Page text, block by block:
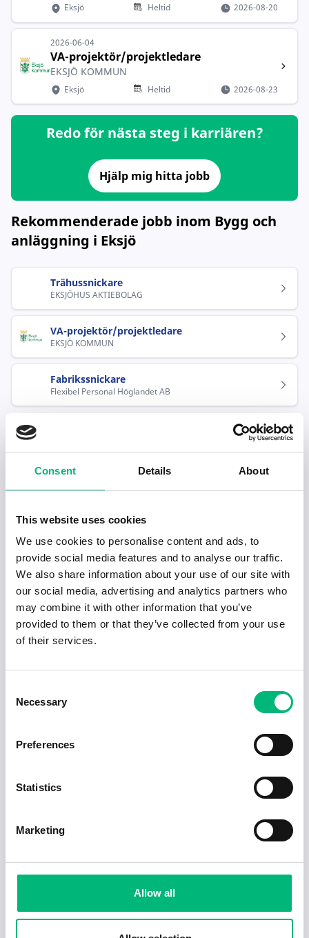
Consent Details About
This website uses cookies
We use cookies to personalise content and ads, to
provide social media features and to analyse our traffic.
We also share information about your use of our site with
our social media, advertising and analytics partners who
may combine it with other information that you’ve
provided to them or that they’ve collected from your use
of their services.
Selection
Necessary
Preferences
Statistics
Marketing
Allow all
Eksjö Heltid 2026-08-20
2026-06-04
VA-projektör/projektledare
EKSJÖ KOMMUN
Eksjö Heltid 2026-08-23
Redo för nästa steg i karriären?
Hjälp mig hitta jobb
Rekommenderade jobb inom Bygg och
anläggning i Eksjö
Trähussnickare
EKSJÖHUS AKTIEBOLAG
VA-projektör/projektledare
EKSJÖ KOMMUN
Fabrikssnickare
Flexibel Personal Höglandet AB
Populära jobb inom Bygg och anläggning
i Eksjö
Fabrikssnickare
Trähussnickare
EKSJÖHUS AKTIEBOLAG
VA-projektör/projektledare
EKSJÖ KOMMUN